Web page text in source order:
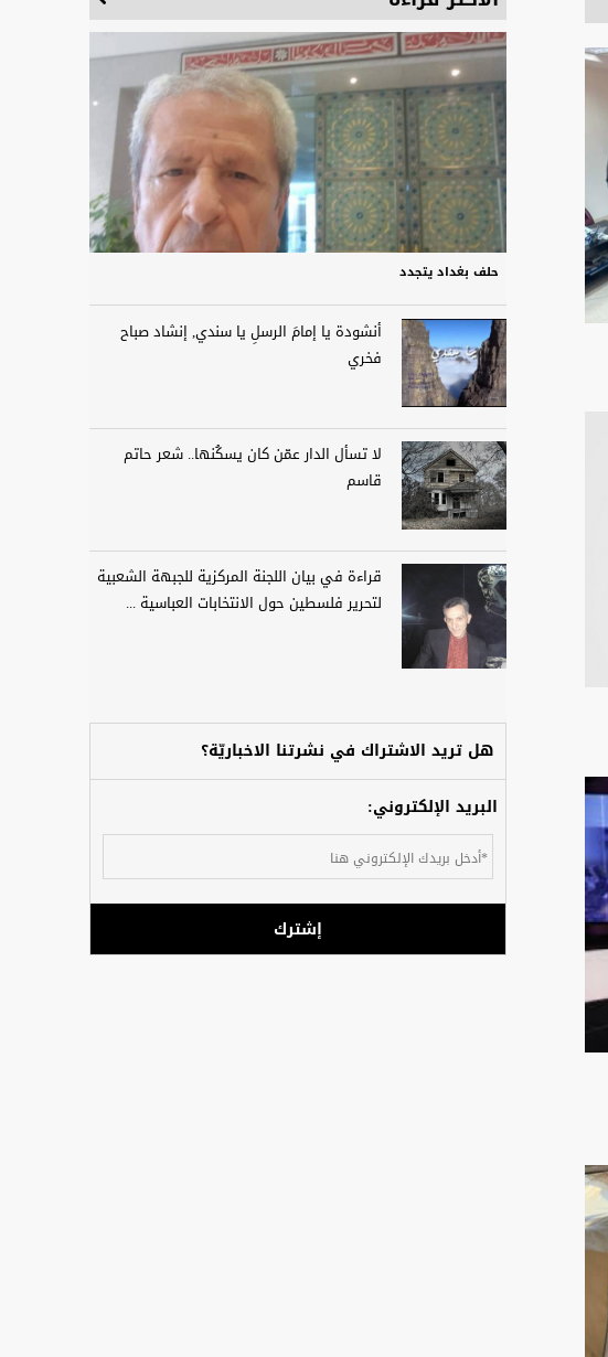
حلف بغداد يتجدد
أنشودة يا إمامَ الرسلِ يا سندي, إنشاد صباح
فخري
لا تسأل الدار عمّن كان يسكُنها.. شعر حاتم
قاسم
قراءة في بيان اللجنة المركزية للجبهة الشعبية
لتحرير فلسطين حول الانتخابات العباسية ...
هل تريد الاشتراك في نشرتنا الاخباريّة؟
البريد الإلكتروني:
إشترك